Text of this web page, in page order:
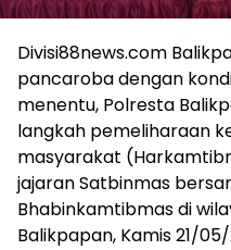
Divisi88news.com
pancaroba dengan
menentu, Polresta
langkah pemeliharaan
masyarakat
jajaran Satbinmas
Bhabinkamtibmas di
Balikpapan, Kamis 21/